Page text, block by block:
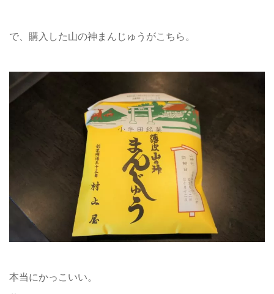
で、購入した山の神まんじゅうがこちら。
本当にかっこいい。